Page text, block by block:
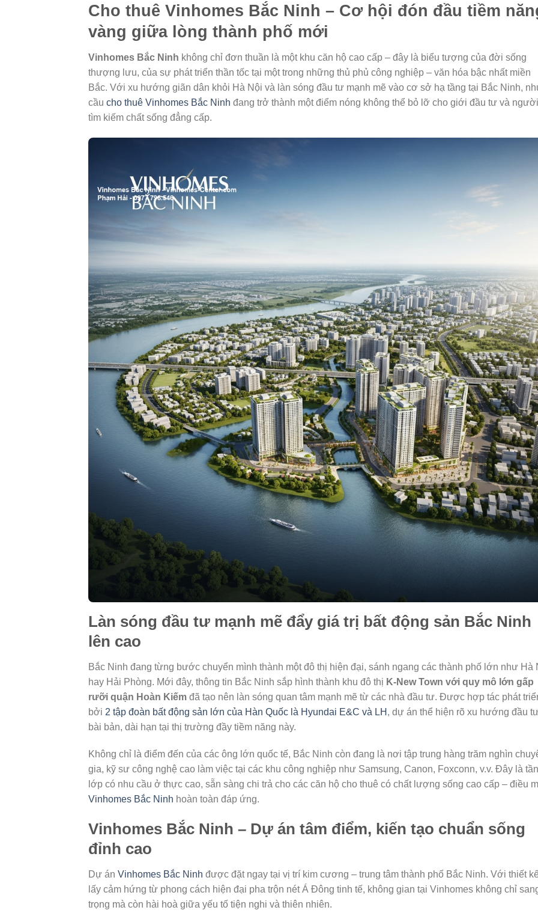
Cho thuê Vinhomes Bắc Ninh – Cơ hội đón đầu tiềm
vàng giữa lòng thành phố mới
Vinhomes Bắc Ninh không chỉ đơn thuần là một khu căn hộ cao cấp – đây là biểu tượng của đời sống
thượng lưu, của sự phát triển thần tốc tại một trong những thủ phủ công nghiệp – văn hóa bậc nhất miền
Bắc. Với xu hướng giãn dân khỏi Hà Nội và làn sóng đầu tư mạnh mẽ vào cơ sở hạ tầng tại Bắc Ninh,
cầu cho thuê Vinhomes Bắc Ninh đang trở thành một điểm nóng không thể bỏ lỡ cho giới đầu tư và người
tìm kiếm chất sống đẳng cấp.
Làn sóng đầu tư mạnh mẽ đẩy giá trị bất động sản Bắc Ninh
lên cao
Bắc Ninh đang từng bước chuyển mình thành một đô thị hiện đại, sánh ngang các thành phố lớn như Hà
hay Hải Phòng. Mới đây, thông tin Bắc Ninh sắp hình thành khu đô thị K-New Town với quy mô lớn gấp
rưỡi quận Hoàn Kiếm đã tạo nên làn sóng quan tâm mạnh mẽ từ các nhà đầu tư. Được hợp tác phát
bởi 2 tập đoàn bất động sản lớn của Hàn Quốc là Hyundai E&C và LH , dự án thể hiện rõ xu hướng đầu
bài bản, dài hạn tại thị trường đầy tiềm năng này.
Không chỉ là điểm đến của các ông lớn quốc tế, Bắc Ninh còn đang là nơi tập trung hàng trăm nghìn
gia, kỹ sư công nghệ cao làm việc tại các khu công nghiệp như Samsung, Canon, Foxconn, v.v. Đây là
lớp có nhu cầu ở thực cao, sẵn sàng chi trả cho các căn hộ cho thuê có chất lượng sống cao cấp – điều
Vinhomes Bắc Ninh hoàn toàn đáp ứng.
Vinhomes Bắc Ninh – Dự án tâm điểm, kiến tạo chuẩn sống
đỉnh cao
Dự án Vinhomes Bắc Ninh được đặt ngay tại vị trí kim cương – trung tâm thành phố Bắc Ninh. Với thiết
lấy cảm hứng từ phong cách hiện đại pha trộn nét Á Đông tinh tế, không gian tại Vinhomes không chỉ
trọng mà còn hài hoà giữa yếu tố tiện nghi và thiên nhiên.